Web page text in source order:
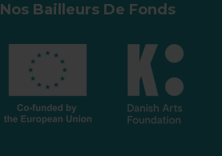
Nos Bailleurs De Fonds